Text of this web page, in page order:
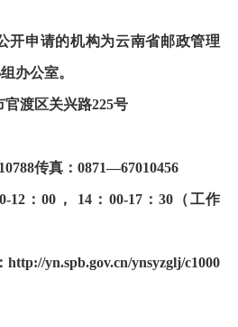
开申请的机构为云南省邮政管理
办公室。
官渡区关兴路225号
传真：0871—67010456
12：00， 14：00-17：30（工作
http://yn.spb.gov.cn/ynsyzglj/c1000